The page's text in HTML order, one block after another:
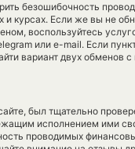
безошибочность
и курсах. Если же вы не
воспользуйтесь
или e-mail. Если
вариант двух обменов
был тщательно
исполнением ими
проводимых